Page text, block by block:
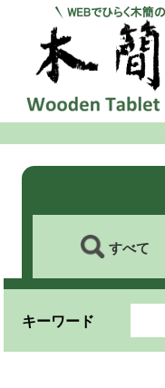
すべて
キーワード